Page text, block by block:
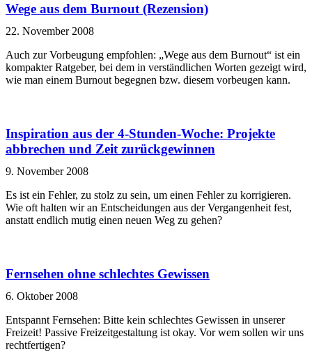
Wege aus dem Burnout (Rezension)
22. November 2008
Auch zur Vorbeugung empfohlen: „Wege aus dem Burnout“ ist ein
kompakter Ratgeber, bei dem in verständlichen Worten gezeigt wird,
wie man einem Burnout begegnen bzw. diesem vorbeugen kann.
Inspiration aus der 4-Stunden-Woche: Projekte
abbrechen und Zeit zurückgewinnen
9. November 2008
Es ist ein Fehler, zu stolz zu sein, um einen Fehler zu korrigieren.
Wie oft halten wir an Entscheidungen aus der Vergangenheit fest,
anstatt endlich mutig einen neuen Weg zu gehen?
Fernsehen ohne schlechtes Gewissen
6. Oktober 2008
Entspannt Fernsehen: Bitte kein schlechtes Gewissen in unserer
Freizeit! Passive Freizeitgestaltung ist okay. Vor wem sollen wir uns
rechtfertigen?